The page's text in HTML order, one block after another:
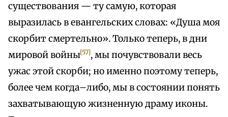
существования — ту самую, которая
выразилась в евангельских словах: «Душа моя
скорбит смертельно». Только теперь, в дни
мировой войны[57], мы почувствовали весь
ужас этой скорби; но именно поэтому теперь,
более чем когда–либо, мы в состоянии понять
захватывающую жизненную драму иконы.